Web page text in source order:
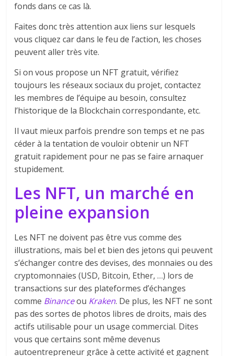
fonds dans ce cas là.
Faites donc très attention aux liens sur lesquels
vous cliquez car dans le feu de l’action, les choses
peuvent aller très vite.
Si on vous propose un NFT gratuit, vérifiez
toujours les réseaux sociaux du projet, contactez
les membres de l’équipe au besoin, consultez
l’historique de la Blockchain correspondante, etc.
Il vaut mieux parfois prendre son temps et ne pas
céder à la tentation de vouloir obtenir un NFT
gratuit rapidement pour ne pas se faire arnaquer
stupidement.
Les NFT, un marché en
pleine expansion
Les NFT ne doivent pas être vus comme des
illustrations, mais bel et bien des jetons qui peuvent
s’échanger contre des devises, des monnaies ou des
cryptomonnaies (USD, Bitcoin, Ether, …) lors de
transactions sur des plateformes d’échanges
comme Binanceou Kraken. De plus, les NFT ne sont
pas des sortes de photos libres de droits, mais des
actifs utilisable pour un usage commercial. Dites
vous que certains sont même devenus
autoentrepreneur grâce à cette activité et gagnent